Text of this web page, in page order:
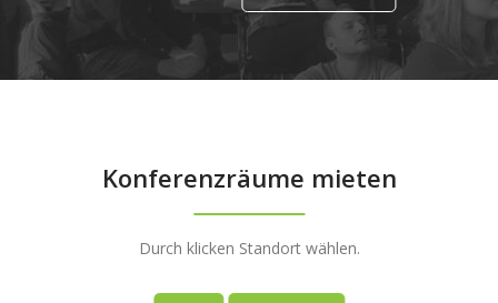
Konferenzräume mieten
Durch klicken Standort wählen.